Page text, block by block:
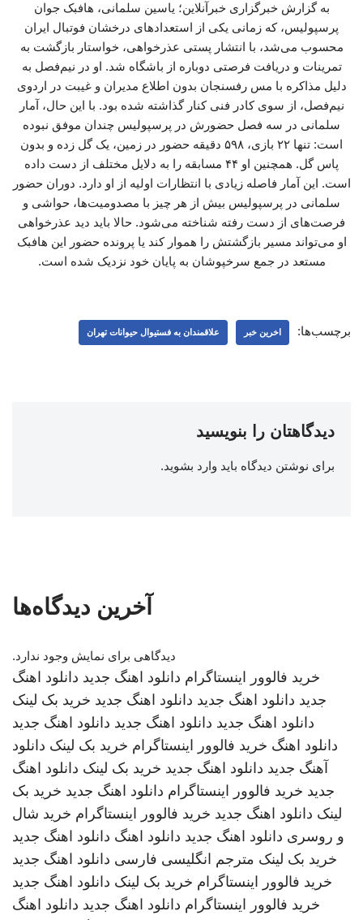
به گزارش خبرگزاری خبرآنلاین؛ یاسین سلمانی، هافبک جوان
پرسپولیس، که زمانی یکی از استعدادهای درخشان فوتبال ایران
محسوب می‌شد، با انتشار پستی عذرخواهی، خواستار بازگشت به
تمرینات و دریافت فرصتی دوباره از باشگاه شد. او در نیم‌فصل به
دلیل مذاکره با مس رفسنجان بدون اطلاع مدیران و غیبت در اردوی
نیم‌فصل، از سوی کادر فنی کنار گذاشته شده بود. با این حال، آمار
سلمانی در سه فصل حضورش در پرسپولیس چندان موفق نبوده
است: تنها ۲۲ بازی، ۵۹۸ دقیقه حضور در زمین، یک گل زده و بدون
پاس گل. همچنین او ۴۴ مسابقه را به دلایل مختلف از دست داده
است. این آمار فاصله زیادی با انتظارات اولیه از او دارد. دوران حضور
سلمانی در پرسپولیس بیش از هر چیز با مصدومیت‌ها، حواشی و
فرصت‌های از دست رفته شناخته می‌شود. حالا باید دید عذرخواهی
او می‌تواند مسیر بازگشتش را هموار کند یا پرونده حضور این هافبک
مستعد در جمع سرخپوشان به پایان خود نزدیک شده است.
برچسب‌ها: اخرین خبر علاقمندان به فستیوال حیوانات تهران
دیدگاهتان را بنویسید
برای نوشتن دیدگاه باید وارد بشوید.
آخرین دیدگاه‌ها
دیدگاهی برای نمایش وجود ندارد.
خرید فالوور اینستاگرام دانلود اهنگ جدید دانلود اهنگ
جدید دانلود اهنگ جدید دانلود اهنگ جدید خرید بک لینک
دانلود اهنگ جدید دانلود اهنگ جدید دانلود اهنگ جدید
دانلود اهنگ خرید فالوور اینستاگرام خرید بک لینک دانلود
آهنگ جدید دانلود اهنگ جدید خرید بک لینک دانلود اهنگ
جدید خرید فالوور اینستاگرام دانلود اهنگ جدید خرید بک
لینک دانلود اهنگ جدید خرید فالوور اینستاگرام خرید شال
و روسری دانلود اهنگ جدید دانلود اهنگ دانلود اهنگ جدید
خرید بک لینک مترجم انگلیسی فارسی دانلود اهنگ جدید
خرید فالوور اینستاگرام خرید بک لینک دانلود اهنگ جدید
خرید فالوور اینستاگرام دانلود اهنگ جدید دانلود اهنگ